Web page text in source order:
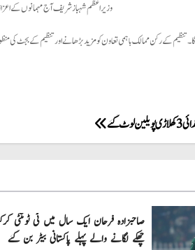
وزیراعظم شہبازشریف آج مہمانوں کے
گا۔ تنظیم کے رکن ممالک باہمی تعاون کو مزید بڑھانے اور تنظیم کے بجٹ کی
گئے
چھکے لگانے والے پہلے پاکستانی بیٹر بن گئے